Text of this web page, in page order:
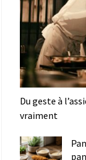
Du geste à
vraiment